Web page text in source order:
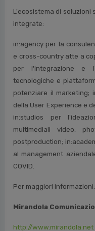
L'ecosistema di soluzioni
integrate:
in:agency per la
e cross-country atte a
per l'integrazione e
tecnologiche e
potenziare il marketing;
della User Experience e
in:studios per
multimediali video,
postproduction;
al management
COVID.
Per maggiori informazioni:
Mirandola
http://www.mirandola.net